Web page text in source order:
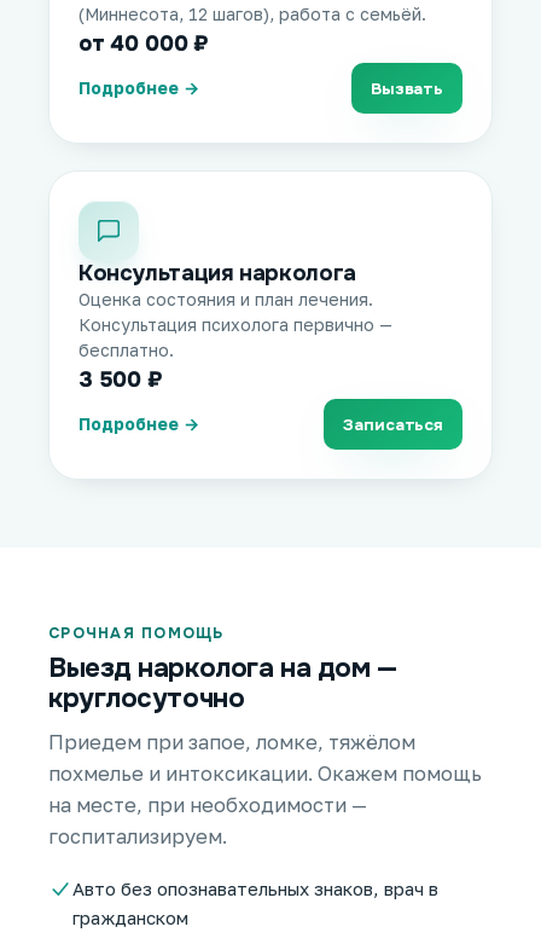
(Миннесота, 12 шагов), работа с семьёй.
от 40 000 ₽
Подробнее → Вызвать
Консультация нарколога
Оценка состояния и план лечения.
Консультация психолога первично —
бесплатно.
3 500 ₽
Подробнее → Записаться
СРОЧНАЯ ПОМОЩЬ
Выезд нарколога на дом —
круглосуточно
Приедем при запое, ломке, тяжёлом
похмелье и интоксикации. Окажем помощь
на месте, при необходимости —
госпитализируем.
Авто без опознавательных знаков, врач в
гражданском